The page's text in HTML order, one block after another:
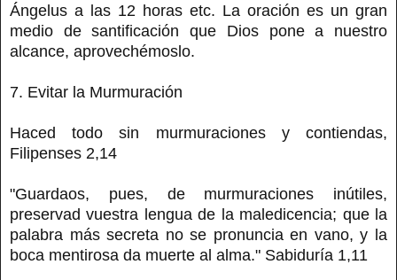
Ángelus a las 12 horas etc. La oración es un gran
medio de santificación que Dios pone a nuestro
alcance, aprovechémoslo.
7. Evitar la Murmuración
Haced todo sin murmuraciones y contiendas,
Filipenses 2,14
"Guardaos, pues, de murmuraciones inútiles,
preservad vuestra lengua de la maledicencia; que la
palabra más secreta no se pronuncia en vano, y la
boca mentirosa da muerte al alma." Sabiduría 1,11